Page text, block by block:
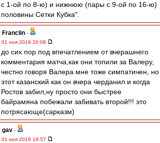
с 1-ой по 8-ю) и нижнюю (пары с 9-ой по 16-ю)
половины Сетки Кубка".
Franclin -
01 ноя 2019 20:08
до сих пор под впечатлением от вчерашнего
комментария матча,как они топили за Валеру,
честно говоря Валера мне тоже симпатичен, но
этот казанский как он вчера черданил и когда
Ростов забил,ну просто они быстрее
байрамяна побежали забивать второй!!! это
потрясающе(сарказм)
gav -
01 ноя 2019 19:57